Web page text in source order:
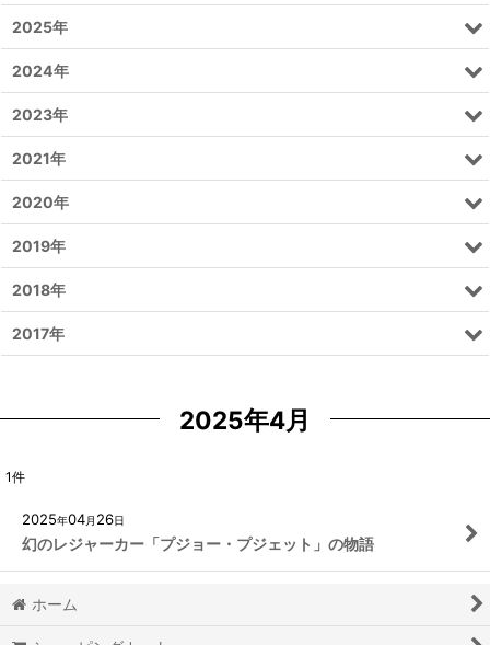
2025年4月
1件
2025年04月 26日
幻のレジャーカー「プジョー・プジェット」の物語
2025年
2024年
2023年
2021年
2020年
2019年
2018年
2017年
ホーム